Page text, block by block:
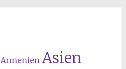
Armenien Asien